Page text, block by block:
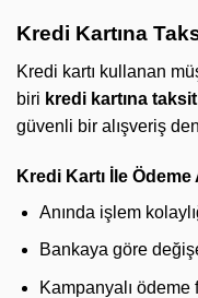
Kredi Kartına
Kredi kartı kullanan
biri kredi kartına taksit
güvenli bir alışveriş
Kredi Kartı İle Ödeme
Anında işlem
Bankaya göre
Kampanyalı ödeme